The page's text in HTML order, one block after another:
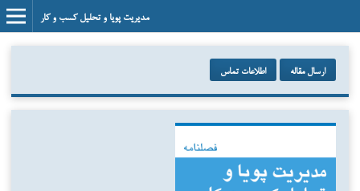
مدیریت پویا و تحلیل کسب و کار
ارسال مقاله اطلاعات تماس